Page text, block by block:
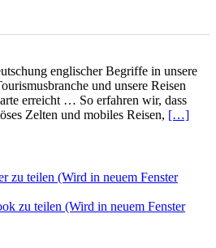
englischer Begriffe in unsere
und unsere Reisen
erreicht … So erfahren wir, dass
Zelten und mobiles Reisen, […]
zu teilen (Wird in neuem Fenster
zu teilen (Wird in neuem Fenster